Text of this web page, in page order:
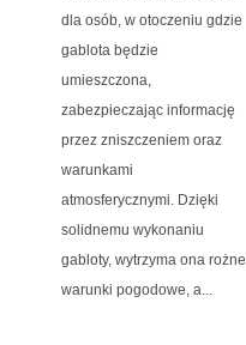
dla osób, w otoczeniu gdzie
gablota będzie
umieszczona,
zabezpieczając informację
przez zniszczeniem oraz
warunkami
atmosferycznymi. Dzięki
solidnemu wykonaniu
gabloty, wytrzyma ona rożne
warunki pogodowe, a...